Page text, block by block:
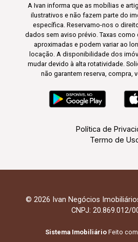
A Ivan informa que as mobílias e
ilustrativos e não fazem parte do
específica. Reservamo-nos o
dados sem aviso prévio. Taxas como
aproximadas e podem variar ao
locação. A disponibilidade dos
mudar devido à alta rotatividade.
não garantem reserva, compra,
Política de
Termo de
© 2026 Ivan Negócios
CNPJ: 20.869.012/
Sistema Imobiliário Feito com